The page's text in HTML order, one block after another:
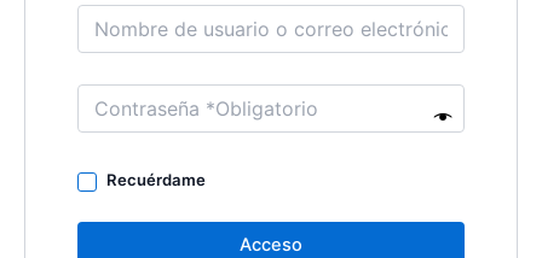
Recuérdame
Acceso